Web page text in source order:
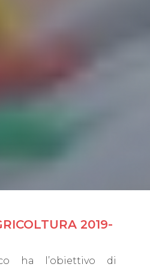
2019-
ha l’obiettivo di